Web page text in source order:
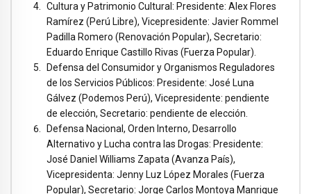
Cultura y Patrimonio Cultural: Presidente: Alex Flores
Ramírez (Perú Libre), Vicepresidente: Javier Rommel
Padilla Romero (Renovación Popular), Secretario:
Eduardo Enrique Castillo Rivas (Fuerza Popular).
Defensa del Consumidor y Organismos Reguladores
de los Servicios Públicos: Presidente: José Luna
Gálvez (Podemos Perú), Vicepresidente: pendiente
de elección, Secretario: pendiente de elección.
Defensa Nacional, Orden Interno, Desarrollo
Alternativo y Lucha contra las Drogas: Presidente:
José Daniel Williams Zapata (Avanza País),
Vicepresidenta: Jenny Luz López Morales (Fuerza
Popular), Secretario: Jorge Carlos Montoya Manrique